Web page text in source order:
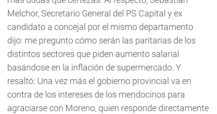
Melchor, Secretario General del PS Capital y ex
candidato a concejal por el mismo departamento
dijo: me pregunto cómo serán las paritarias de los
distintos sectores que piden aumento salarial
basándose en la inflación de supermercado. Y
resaltó: Una vez más el gobierno provincial va en
contra de los intereses de los mendocinos para
agraciarse con Moreno, quien responde directamente